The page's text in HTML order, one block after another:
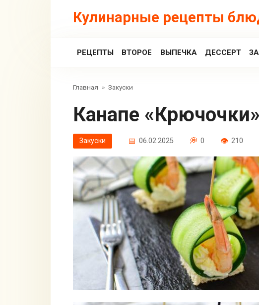
Кулинарные рецепты
РЕЦЕПТЫ ВТОРОЕ ВЫПЕЧКА ДЕССЕРТ
Главная » Закуски
Канапе «Крючочки»
Закуски 06.02.2025 0 210